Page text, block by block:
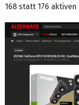
168 statt 176 aktiven